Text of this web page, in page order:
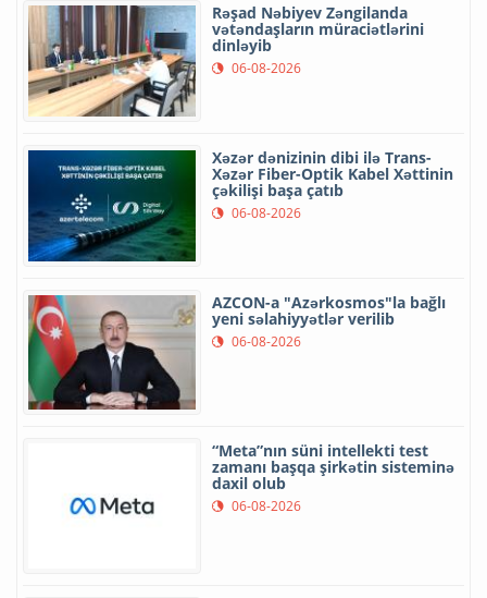
Rəşad Nəbiyev Zəngilanda
vətəndaşların müraciətlərini
dinləyib
06-08-2026
Xəzər dənizinin dibi ilə Trans-
Xəzər Fiber-Optik Kabel Xəttinin
çəkilişi başa çatıb
06-08-2026
AZCON-a "Azərkosmos"la bağlı
yeni səlahiyyətlər verilib
06-08-2026
“Meta”nın süni intellekti test
zamanı başqa şirkətin sisteminə
daxil olub
06-08-2026